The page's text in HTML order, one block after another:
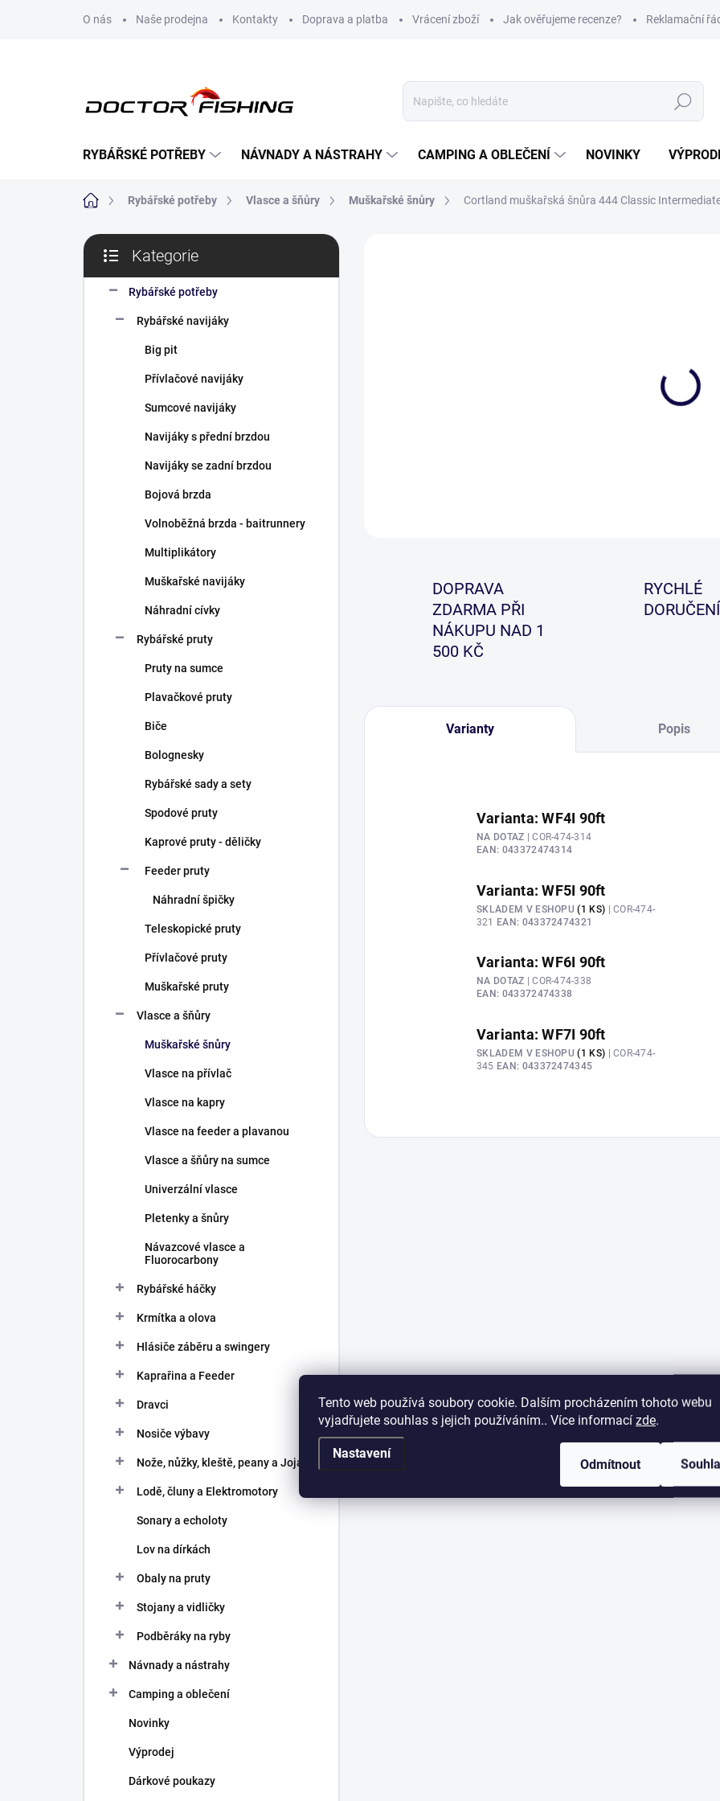
Tento web používá soubory cookie. Dalším procházením tohoto webu
vyjadřujete souhlas s jejich používáním.. Více informací zde.
Nastavení
Odmítnout
O nás Naše prodejna Kontakty Doprava a platba Vrácení zboží Jak ověřujeme recenze? Reklamační
Hledat
RYBÁŘSKÉ POTŘEBY NÁVNADY A NÁSTRAHY CAMPING A OBLEČENÍ NOVINKY
Domů Rybářské potřeby Vlasce a šňůry Muškařské šnůry Cortland muškařská šnůra 444 Classic
P
s
kategorie
Kategorie
Rybářské potřeby
Rybářské navijáky
Big pit
Přívlačové navijáky
Sumcové navijáky
Navijáky s přední brzdou
Navijáky se zadní brzdou
Bojová brzda
Volnoběžná brzda - baitrunnery
Multiplikátory
Muškařské navijáky
Náhradní cívky
Rybářské pruty
Pruty na sumce
Plavačkové pruty
Biče
Bolognesky
Rybářské sady a sety
Spodové pruty
Kaprové pruty - děličky
Feeder pruty
Náhradní špičky
Teleskopické pruty
Přívlačové pruty
Muškařské pruty
Vlasce a šňůry
Muškařské šnůry
Vlasce na přívlač
Vlasce na kapry
Vlasce na feeder a plavanou
Vlasce a šňůry na sumce
Univerzální vlasce
Pletenky a šnůry
Návazcové vlasce a
Fluorocarbony
Rybářské háčky
Krmítka a olova
Hlásiče záběru a swingery
Kaprařina a Feeder
Dravci
Nosiče výbavy
Nože, nůžky, kleště, peany a Joja
Lodě, čluny a Elektromotory
Sonary a echoloty
Lov na dírkách
Obaly na pruty
Stojany a vidličky
Podběráky na ryby
Návnady a nástrahy
Camping a oblečení
Novinky
Výprodej
Dárkové poukazy
DOPRAVA
ZDARMA PŘI
NÁKUPU NAD 1
500 KČ
RYCHLÉ
DORUČENÍ
Varianty Popis
Varianta: WF4I 90ft
NA DOTAZ
| COR-474-314
EAN: 043372474314
Varianta: WF5I 90ft
SKLADEM V ESHOPU(1 KS) | COR-474-
321 EAN: 043372474321
Varianta: WF6I 90ft
NA DOTAZ
| COR-474-338
EAN: 043372474338
Varianta: WF7I 90ft
SKLADEM V ESHOPU(1 KS) | COR-474-
345 EAN: 043372474345